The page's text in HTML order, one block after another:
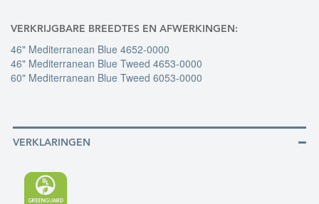
VERKRIJGBARE BREEDTES EN AFWERKINGEN:
46" Mediterranean Blue 4652-0000
46" Mediterranean Blue Tweed 4653-0000
60" Mediterranean Blue Tweed 6053-0000
VERKLARINGEN